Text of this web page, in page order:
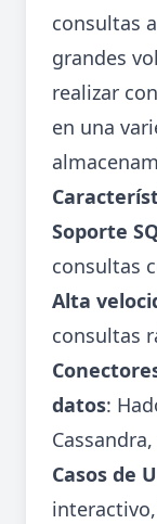
consultas
grandes
realizar
en una
Soporte
consultas
Alta
consultas
datos:
Casos de